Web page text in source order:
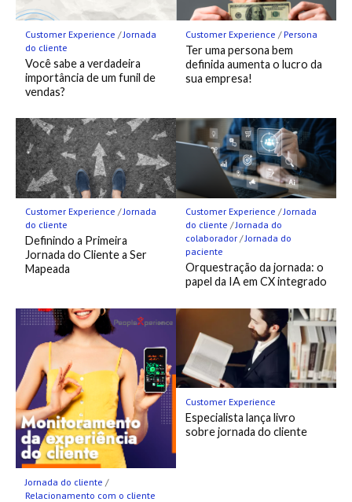
Customer Experience /Jornada
do cliente
Você sabe a verdadeira
importância de um funil de
vendas?
Customer Experience / Persona
Ter uma persona bem
definida aumenta o lucro da
sua empresa!
Customer Experience /Jornada
do cliente
Definindo a Primeira
Jornada do Cliente a Ser
Mapeada
Customer Experience /Jornada
do cliente /Jornada do
colaborador/Jornada do
paciente
Orquestração da jornada: o
papel da IA em CX integrado
Jornada do cliente /
Relacionamento com o cliente
Customer Experience
Especialista lança livro
sobre jornada do cliente